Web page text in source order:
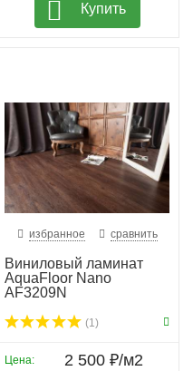
Купить
избранное сравнить
Виниловый ламинат
AquaFloor Nano
AF3209N
(1)
Цена: 2 500 ₽/м2